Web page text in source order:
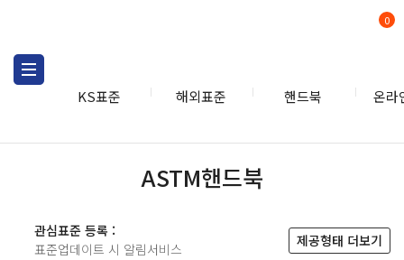
KS표준 해외표준 핸드북 온라
0
ASTM핸드북
관심표준 등록 :
표준업데이트 시 알림서비스
제공형태 더보기